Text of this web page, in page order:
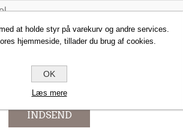
INDSEND
at holde styr på varekurv og andre services.
hjemmeside, tillader du brug af cookies.
OK
Læs mere